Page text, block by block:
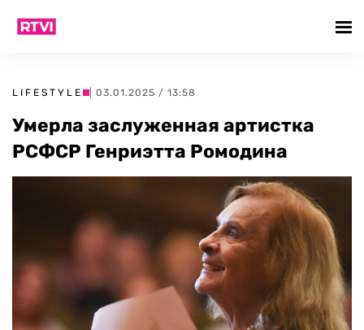
LIFESTYLE | 03.01.2025 / 13:58
Умерла заслуженная артистка
РСФСР Генриэтта Ромодина